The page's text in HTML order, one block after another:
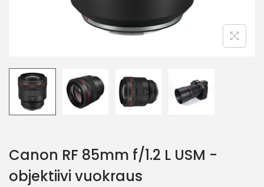
Canon RF 85mm f/1.2 L USM -
objektiivi vuokraus